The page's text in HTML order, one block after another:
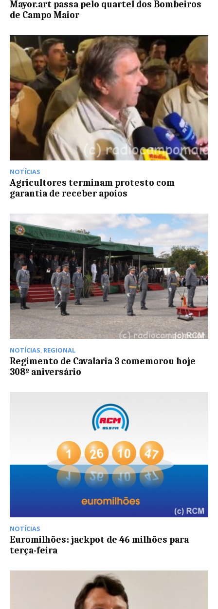
Mayor.art passa pelo quartel dos Bombeiros
de Campo Maior
NOTÍCIAS
Agricultores terminam protesto com
garantia de receber apoios
NOTÍCIAS, REGIONAL
Regimento de Cavalaria 3 comemorou hoje
308º aniversário
NOTÍCIAS
Euromilhões: jackpot de 46 milhões para
terça-feira